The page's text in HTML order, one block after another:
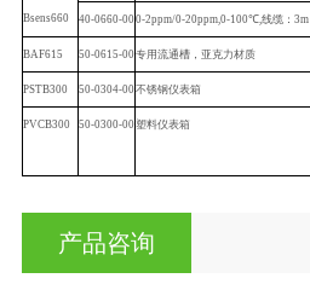
Bsens660 40-0660-00 0-2ppm/0-20ppm,0-100℃,线缆：3m
BAF615 50-0615-00 专用流通槽，亚克力材质
PSTB300 50-0304-00 不锈钢仪表箱
PVCB300 50-0300-00 塑料仪表箱
产品咨询